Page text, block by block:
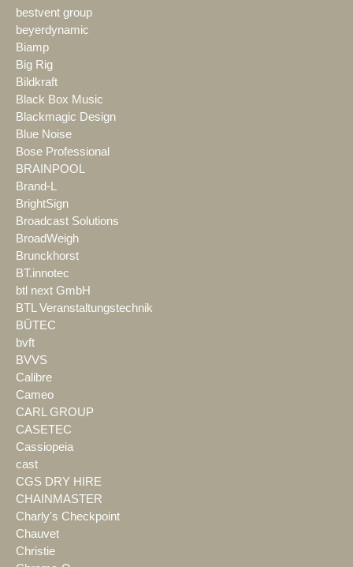
bestvent group
beyerdynamic
Biamp
Big Rig
Bildkraft
Black Box Music
Blackmagic Design
Blue Noise
Bose Professional
BRAINPOOL
Brand-L
BrightSign
Broadcast Solutions
BroadWeigh
Brunckhorst
BT.innotec
btl next GmbH
BTL Veranstaltungstechnik
BÜTEC
bvft
BVVS
Calibre
Cameo
CARL GROUP
CASETEC
Cassiopeia
cast
CGS DRY HIRE
CHAINMASTER
Charly's Checkpoint
Chauvet
Christie